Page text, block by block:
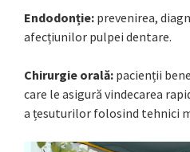
Endodonție: prevenirea,
afecțiunilor pulpei dentare.
Chirurgie orală: pacienții
care le asigură vindecarea
a țesuturilor folosind tehnici